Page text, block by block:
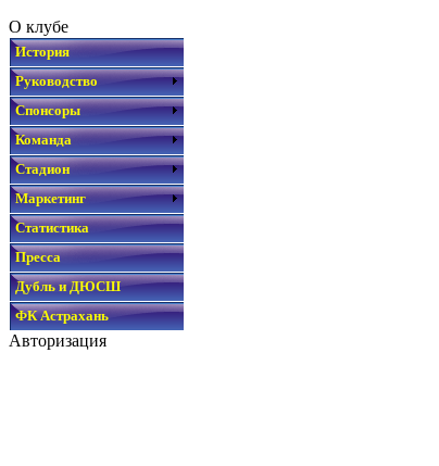
О клубе
История
Руководство
Спонсоры
Команда
Стадион
Маркетинг
Статистика
Пресса
Дубль и ДЮСШ
ФК Астрахань
Авторизация